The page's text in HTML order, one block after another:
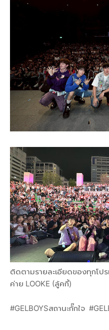
ติดตามรายละเอียดของทุกโ
ค่าย LOOKE (ลู้คกี้)
#GELBOYSสถานะกั๊กใจ